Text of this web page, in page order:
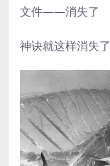
文件——消失了
神诀就这样消失了